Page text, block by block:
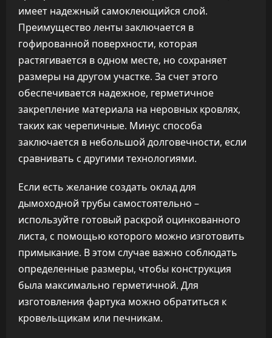
имеет надежный самоклеющийся слой.
Преимущество ленты заключается в
гофированной поверхности, которая
растягивается в одном месте, но сохраняет
размеры на другом участке. За счет этого
обеспечивается надежное, герметичное
закрепление материала на неровных кровлях,
таких как черепичные. Минус способа
заключается в небольшой долговечности, если
сравнивать с другими технологиями.
Если есть желание создать оклад для
дымоходной трубы самостоятельно –
используйте готовый раскрой оцинкованного
листа, с помощью которого можно изготовить
примыкание. В этом случае важно соблюдать
определенные размеры, чтобы конструкция
была максимально герметичной. Для
изготовления фартука можно обратиться к
кровельщикам или печникам.